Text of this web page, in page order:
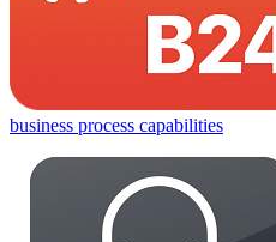
business process capabilities